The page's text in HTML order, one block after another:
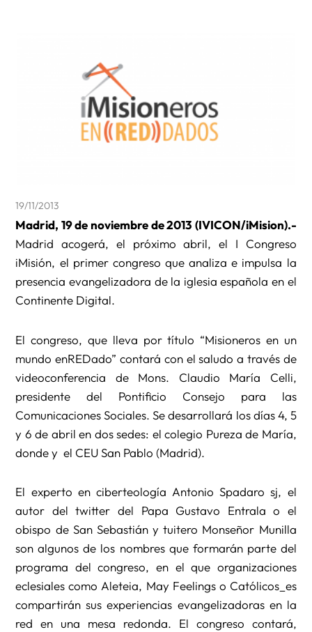
19/11/2013
Madrid, 19 de noviembre de 2013 (IVICON/iMision).-
Madrid acogerá, el próximo abril, el I Congreso
iMisión, el primer congreso que analiza e impulsa la
presencia evangelizadora de la iglesia española en el
Continente Digital.
El congreso, que lleva por título “Misioneros en un
mundo enREDado” contará con el saludo a través de
videoconferencia de Mons. Claudio María Celli,
presidente del Pontificio Consejo para las
Comunicaciones Sociales. Se desarrollará los días 4, 5
y 6 de abril en dos sedes: el colegio Pureza de María,
donde y el CEU San Pablo (Madrid).
El experto en ciberteología Antonio Spadaro sj, el
autor del twitter del Papa Gustavo Entrala o el
obispo de San Sebastián y tuitero Monseñor Munilla
son algunos de los nombres que formarán parte del
programa del congreso, en el que organizaciones
eclesiales como Aleteia, May Feelings o Católicos_es
compartirán sus experiencias evangelizadoras en la
red en una mesa redonda. El congreso contará,